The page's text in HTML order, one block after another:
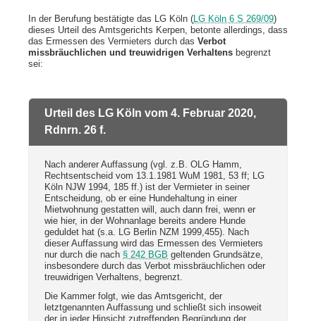
In der Berufung bestätigte das LG Köln (LG Köln 6 S 269/09)
dieses Urteil des Amtsgerichts Kerpen, betonte allerdings, dass
das Ermessen des Vermieters durch das Verbot
missbräuchlichen und treuwidrigen Verhaltens begrenzt
sei:
Urteil des LG Köln vom 4. Februar 2020,
Rdnrn. 26 f.
Nach anderer Auffassung (vgl. z.B. OLG Hamm,
Rechtsentscheid vom 13.1.1981 WuM 1981, 53 ff; LG
Köln NJW 1994, 185 ff.) ist der Vermieter in seiner
Entscheidung, ob er eine Hundehaltung in einer
Mietwohnung gestatten will, auch dann frei, wenn er
wie hier, in der Wohnanlage bereits andere Hunde
geduldet hat (s.a. LG Berlin NZM 1999,455). Nach
dieser Auffassung wird das Ermessen des Vermieters
nur durch die nach § 242 BGB geltenden Grundsätze,
insbesondere durch das Verbot missbräuchlichen oder
treuwidrigen Verhaltens, begrenzt.
Die Kammer folgt, wie das Amtsgericht, der
letztgenannten Auffassung und schließt sich insoweit
der in jeder Hinsicht zutreffenden Begründung der